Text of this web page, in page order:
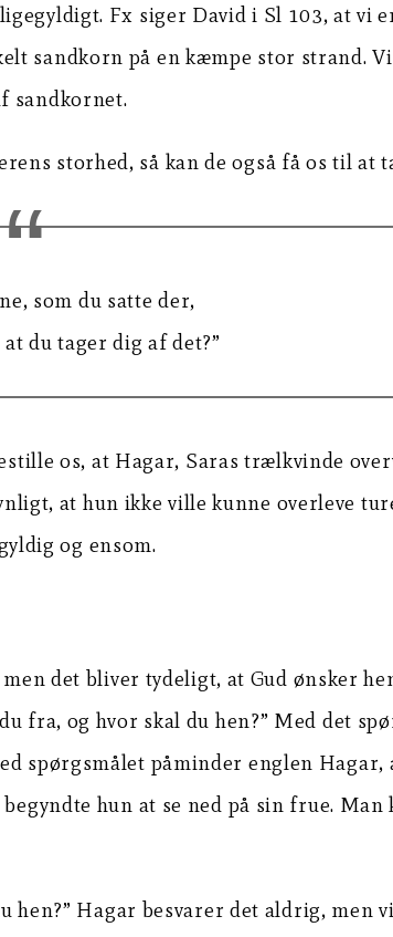
Fx siger David i Sl 103, at vi
sandkorn på en kæmpe stor strand.
sandkornet.
storhed, så kan de også få os til at
som du satte der,
du tager dig af det?”
os, at Hagar, Saras trælkvinde
at hun ikke ville kunne overleve
og ensom.
det bliver tydeligt, at Gud ønsker
fra, og hvor skal du hen?” Med det
spørgsmålet påminder englen Hagar,
hun at se ned på sin frue.
Hagar besvarer det aldrig, men